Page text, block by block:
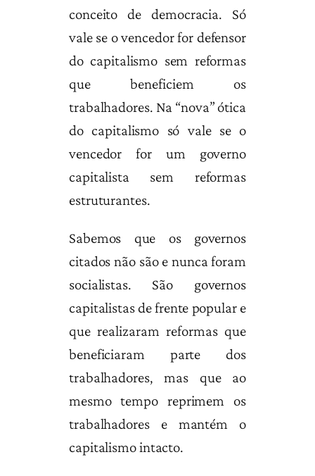
conceito de democracia. Só
vale se o vencedor for defensor
do capitalismo sem reformas
que beneficiem os
trabalhadores. Na “nova” ótica
do capitalismo só vale se o
vencedor for um governo
capitalista sem reformas
estruturantes.
Sabemos que os governos
citados não são e nunca foram
socialistas. São governos
capitalistas de frente popular e
que realizaram reformas que
beneficiaram parte dos
trabalhadores, mas que ao
mesmo tempo reprimem os
trabalhadores e mantém o
capitalismo intacto.